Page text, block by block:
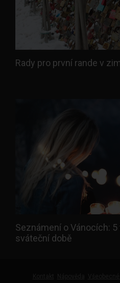
Rady pro první rande v
Seznámení o Vánocích:
sváteční době